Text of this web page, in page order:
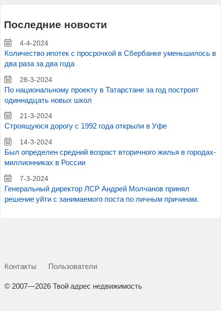
Последние новости
4-4-2024
Количество ипотек с просрочкой в Сбербанке уменьшилось в
два раза за два года
28-3-2024
По национальному проекту в Татарстане за год построят
одиннадцать новых школ
21-3-2024
Строящуюся дорогу с 1992 года открыли в Уфе
14-3-2024
Был определен средний возраст вторичного жилья в городах-
миллионниках в России
7-3-2024
Генеральный директор ЛСР Андрей Молчанов принял
решение уйти с занимаемого поста по личным причинам.
Контакты Пользователи
© 2007—2026 Твой адрес недвижимость